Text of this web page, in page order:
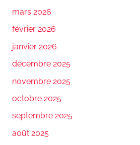
mars 2026
février 2026
janvier 2026
décembre 2025
novembre 2025
octobre 2025
septembre 2025
août 2025